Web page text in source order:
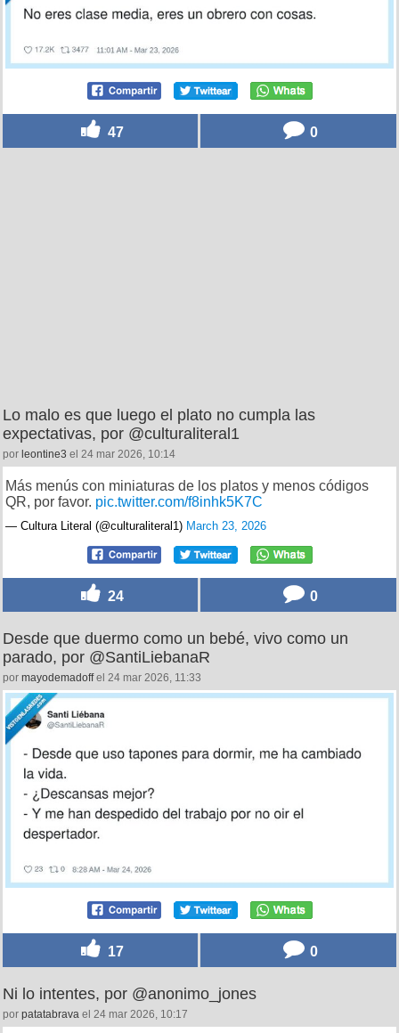
47 0
Lo malo es que luego el plato no cumpla las
expectativas, por @culturaliteral1
por leontine3 el 24 mar 2026, 10:14
Más menús con miniaturas de los platos y menos códigos
QR, por favor. pic.twitter.com/f8inhk5K7C
— Cultura Literal (@culturaliteral1) March 23, 2026
24 0
Desde que duermo como un bebé, vivo como un
parado, por @SantiLiebanaR
por mayodemadoffel 24 mar 2026, 11:33
17 0
Ni lo intentes, por @anonimo_jones
por patatabrava el 24 mar 2026, 10:17